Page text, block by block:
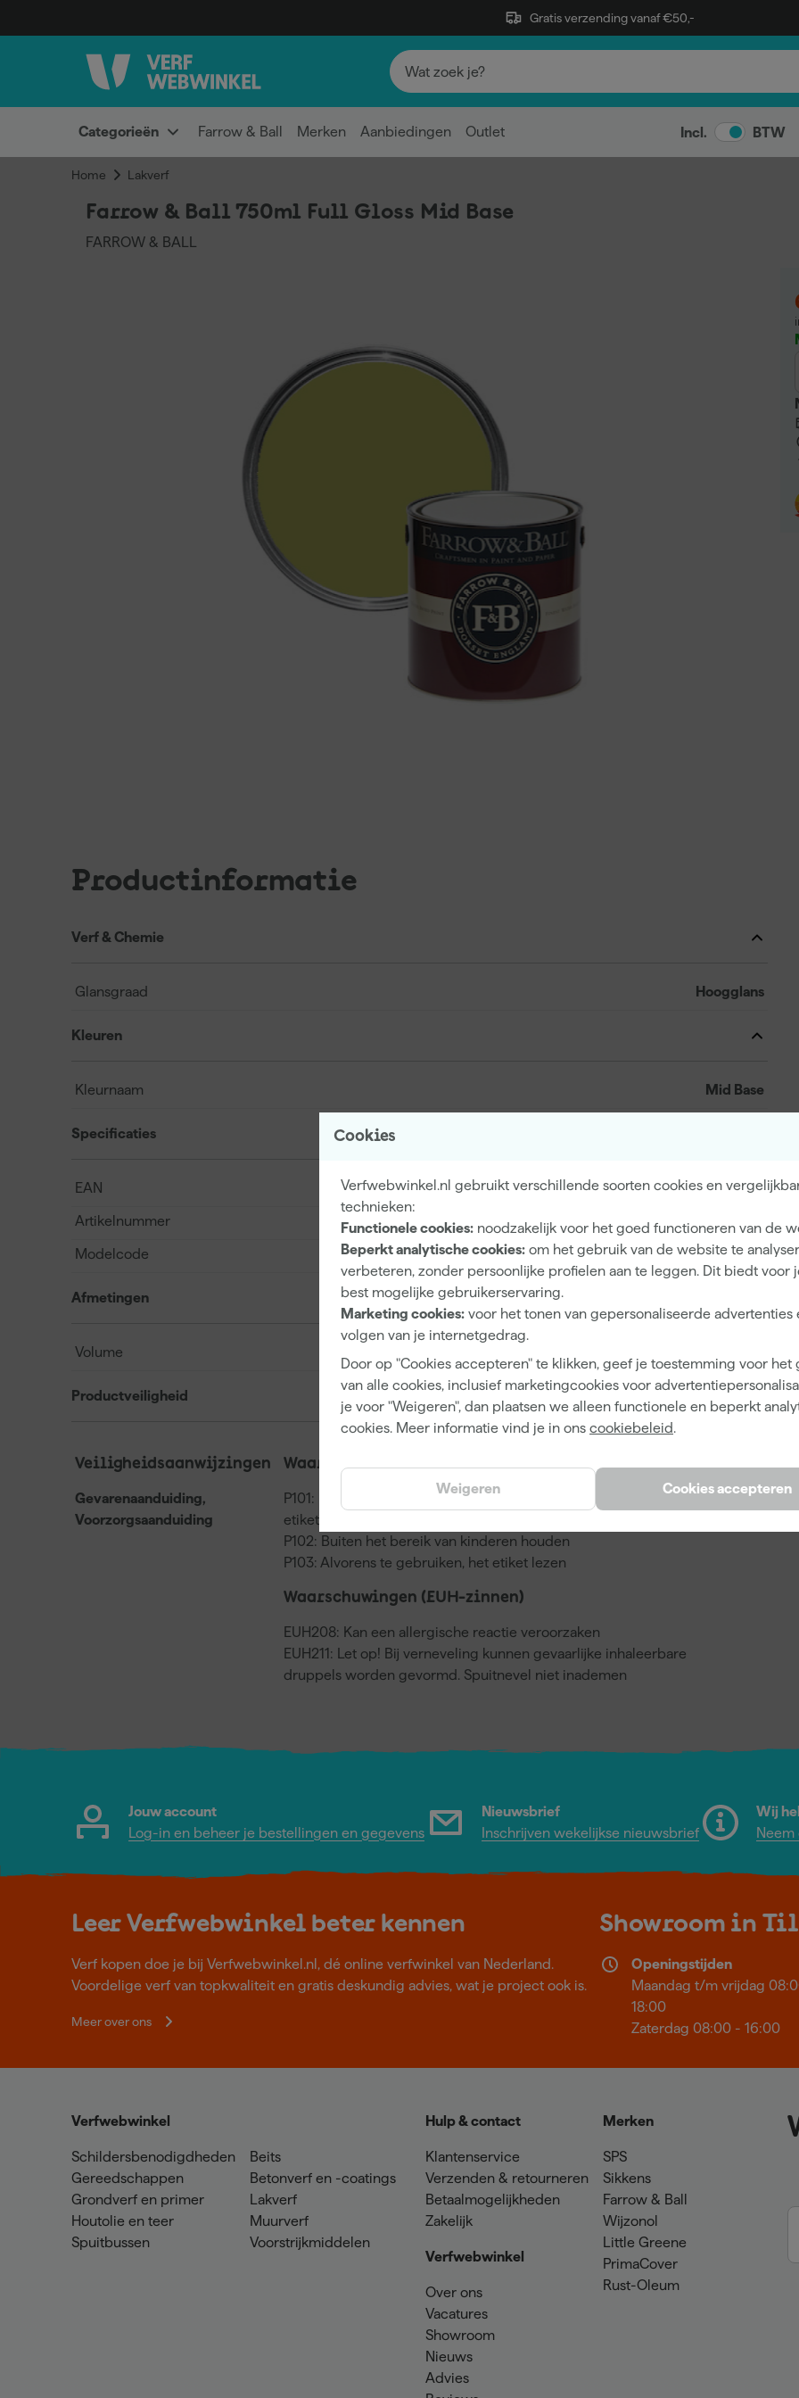
Gratis verzending vanaf €50,-
Categorieën Farrow & Ball Merken Aanbiedingen Outlet Incl. BTW
Home Lakverf
Cookies
Verfwebwinkel.nl gebruikt verschillende soorten cookies en
technieken:
Functionele cookies: noodzakelijk voor het goed functioneren van de
Beperkt analytische cookies: om het gebruik van de website te
verbeteren, zonder persoonlijke profielen aan te leggen. Dit biedt voor
best mogelijke gebruikerservaring.
Marketing cookies: voor het tonen van gepersonaliseerde advertenties
volgen van je internetgedrag.
Door op "Cookies accepteren" te klikken, geef je toestemming voor het
van alle cookies, inclusief marketingcookies voor
je voor "Weigeren", dan plaatsen we alleen functionele en beperkt
cookies. Meer informatie vind je in ons cookiebeleid.
Cookies accepteren
Weigeren
Farrow & Ball 750ml Full Gloss Mid Base
FARROW & BALL
Productinformatie
Verf & Chemie
Glansgraad Hoogglans
Kleuren
Kleurnaam Mid Base
Specificaties
EAN 5029496404272
Artikelnummer
Modelcode 231018362
Afmetingen
Volume
Productveiligheid
Veiligheidsaanwijzingen
Gevarenaanduiding,
Voorzorgsaanduiding
Waarschuwingen (P-zinnen)
P101: Bij het inwinnen van medisch advies, de verpakking of het
etiket ter beschikking houden
P102: Buiten het bereik van kinderen houden
P103: Alvorens te gebruiken, het etiket lezen
Waarschuwingen (EUH-zinnen)
EUH208: Kan een allergische reactie veroorzaken
EUH211: Let op! Bij verneveling kunnen gevaarlijke inhaleerbare
druppels worden gevormd. Spuitnevel niet inademen
Jouw account
Log-in en beheer je bestellingen en gegevens
Nieuwsbrief
Inschrijven wekelijkse nieuwsbrief
Wij
Leer Verfwebwinkel beter kennen
Verf kopen doe je bij Verfwebwinkel.nl, dé online verfwinkel van Nederland.
Voordelige verf van topkwaliteit en gratis deskundig advies, wat je project ook is.
Meer over ons
Showroom in
Openingstijden
Maandag t/m vrijdag
18:00
Zaterdag 08:00 - 16:00
Verfwebwinkel
Schildersbenodigdheden
Gereedschappen
Grondverf en primer
Houtolie en teer
Spuitbussen
Beits
Betonverf en -coatings
Lakverf
Muurverf
Voorstrijkmiddelen
Hulp & contact
Klantenservice
Verzenden & retourneren
Betaalmogelijkheden
Zakelijk
Verfwebwinkel
Over ons
Vacatures
Showroom
Nieuws
Advies
Merken
SPS
Sikkens
Farrow & Ball
Wijzonol
Little Greene
PrimaCover
Rust-Oleum